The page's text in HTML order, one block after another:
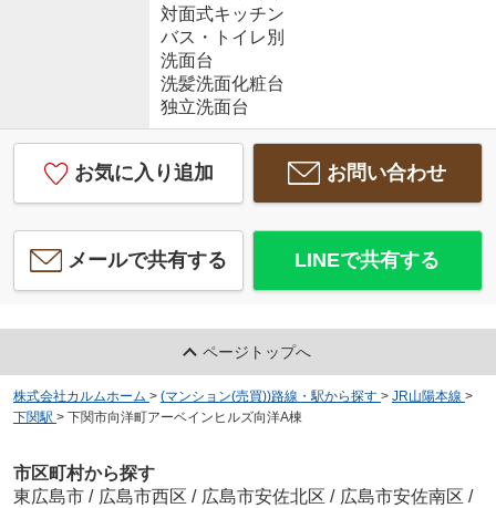
対面式キッチン
バス・トイレ別
洗面台
洗髪洗面化粧台
独立洗面台
お気に入り追加 お問い合わせ
メールで共有する LINEで共有する
ページトップへ
株式会社カルムホーム > (マンション(売買))路線・駅から探す > JR山陽本線 >
下関駅 > 下関市向洋町アーベインヒルズ向洋A棟
市区町村から探す
東広島市 / 広島市西区 / 広島市安佐北区 / 広島市安佐南区 /